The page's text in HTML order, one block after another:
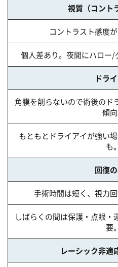
視質（コント
コントラスト感度
個人差あり。夜間にハロー/
ドラ
角膜を削らないので術後のド
傾向
もともとドライアイが強い
も。
回復
手術時間は短く、視力
しばらくの間は保護・点眼
要。
レーシック非適